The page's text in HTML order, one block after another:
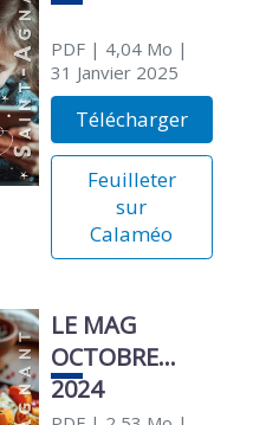
PDF| 4,04 Mo |
31 Janvier 2025
Télécharger
Feuilleter
sur
Calaméo
LE MAG
OCTOBRE
2024